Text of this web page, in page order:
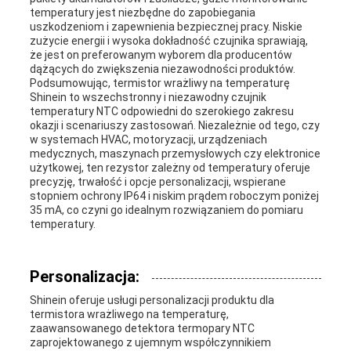
temperatury jest niezbędne do zapobiegania
uszkodzeniom i zapewnienia bezpiecznej pracy. Niskie
zużycie energii i wysoka dokładność czujnika sprawiają,
że jest on preferowanym wyborem dla producentów
dążących do zwiększenia niezawodności produktów.
Podsumowując, termistor wrażliwy na temperaturę
Shinein to wszechstronny i niezawodny czujnik
temperatury NTC odpowiedni do szerokiego zakresu
okazji i scenariuszy zastosowań. Niezależnie od tego, czy
w systemach HVAC, motoryzacji, urządzeniach
medycznych, maszynach przemysłowych czy elektronice
użytkowej, ten rezystor zależny od temperatury oferuje
precyzję, trwałość i opcje personalizacji, wspierane
stopniem ochrony IP64 i niskim prądem roboczym poniżej
35 mA, co czyni go idealnym rozwiązaniem do pomiaru
temperatury.
Personalizacja:
Shinein oferuje usługi personalizacji produktu dla
termistora wrażliwego na temperaturę,
zaawansowanego detektora termopary NTC
zaprojektowanego z ujemnym współczynnikiem